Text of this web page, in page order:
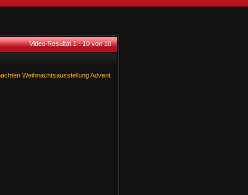
Video Resultat 1 - 10 von 10
WeihnachtsausstellungAdvent